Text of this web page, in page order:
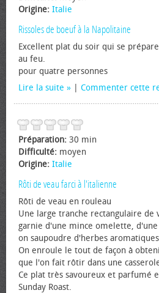
Origine: Italie
Rissoles de boeuf à la Napolitaine
Excellent plat du soir qui se
au feu.
pour quatre personnes
Lire la suite
Commenter cette
Préparation: 30 min
Difficulté: moyen
Origine: Italie
Rôti de veau farci à l'italienne
Rôti de veau en rouleau
Une large tranche rectangulaire de
garnie d'une mince omelette,
on saupoudre d'herbes
On enroule le tout de façon à
que l'on fait rôtir dans une
Ce plat très savoureux et parfumé
Sunday Roast.